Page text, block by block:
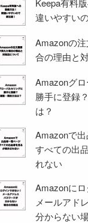
違いやすい
Amazonの
合の理由と
Amazonグ
勝手に登録
は？
Amazonで出
すべての出
れない
Amazonにロ
メールアド
分からない